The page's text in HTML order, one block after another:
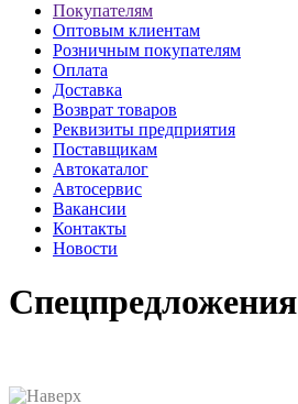
Покупателям
Оптовым клиентам
Розничным покупателям
Оплата
Доставка
Возврат товаров
Реквизиты предприятия
Поставщикам
Автокаталог
Автосервис
Вакансии
Контакты
Новости
Спецпредложения